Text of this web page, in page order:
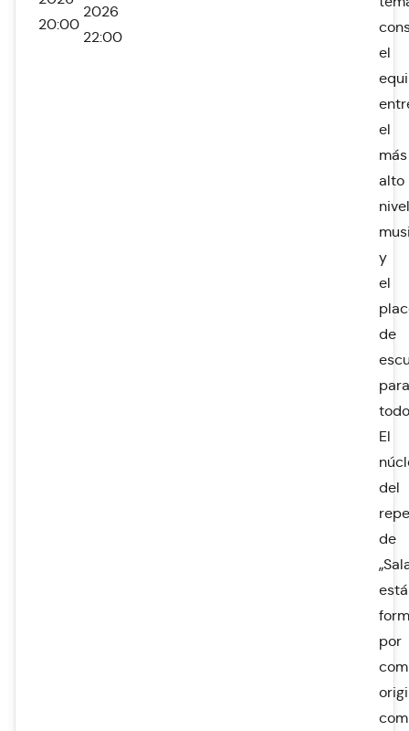
20:00
2026
22:00
el
el
más
alto
nivel
y
el
de
para
El
del
de
está
por